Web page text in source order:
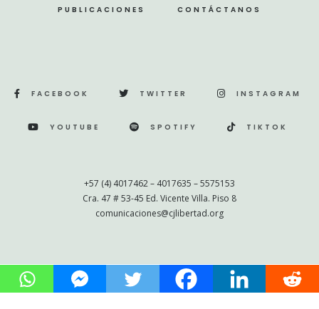
PUBLICACIONES
CONTÁCTANOS
FACEBOOK TWITTER INSTAGRAM
YOUTUBE SPOTIFY TIKTOK
+57 (4) 4017462 – 4017635 – 5575153
Cra. 47 # 53-45 Ed. Vicente Villa. Piso 8
comunicaciones@cjlibertad.org